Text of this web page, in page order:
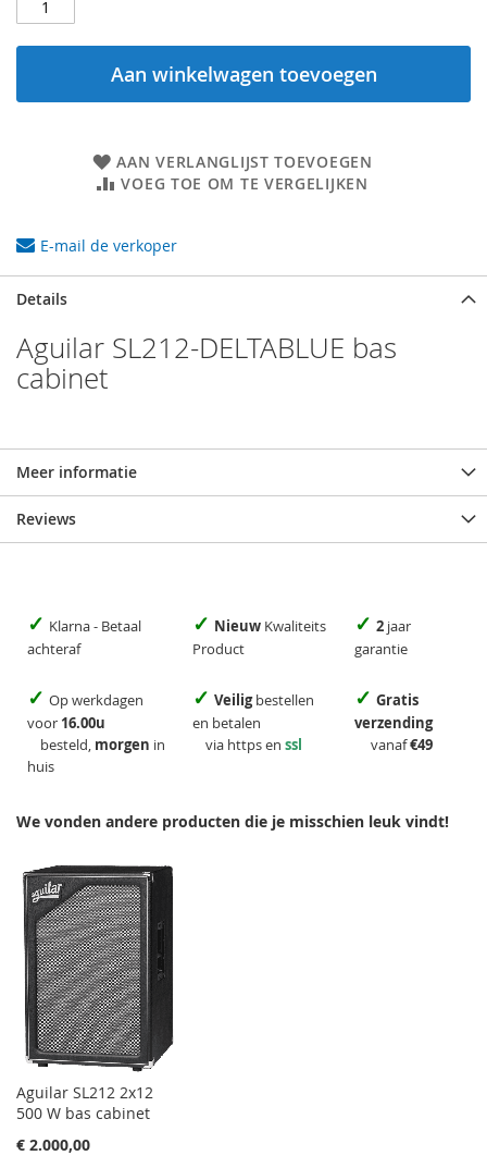
Aan winkelwagen toevoegen
AAN VERLANGLIJST TOEVOEGEN
VOEG TOE OM TE VERGELIJKEN
E-mail de verkoper
Details
Aguilar SL212-DELTABLUE bas
cabinet
Meer informatie
Reviews
✓ Klarna - Betaal
achteraf
✓ Nieuw Kwaliteits
Product
✓ 2 jaar
garantie
✓ Op werkdagen
voor 16.00u
besteld, morgen in
huis
✓ Veiligbestellen
en betalen
via https en ssl
✓ Gratis
verzending
vanaf€49
We vonden andere producten die je misschien leuk vindt!
Aguilar SL212 2x12
500 W bas cabinet
€ 2.000,00